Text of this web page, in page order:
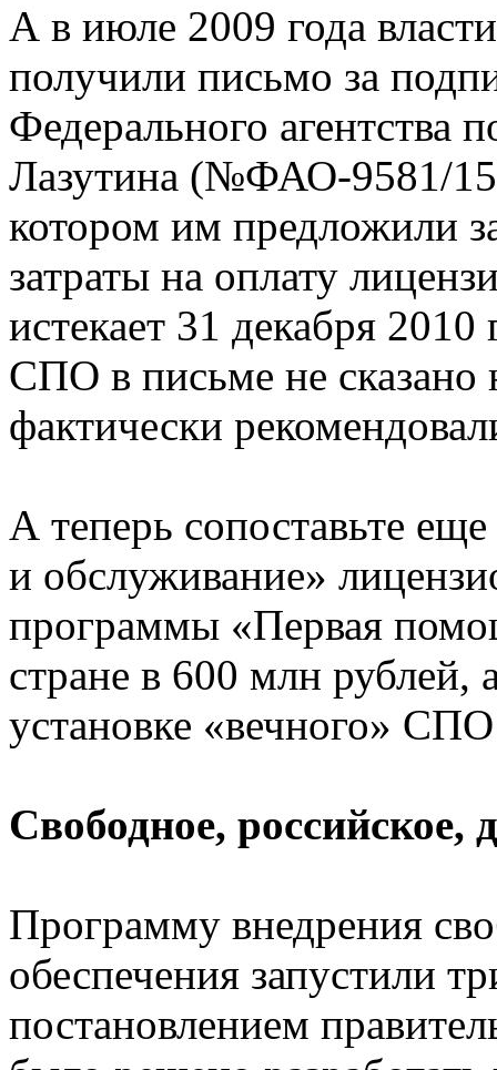
А в июле 2009 года
получили письмо за
Федерального агентства
Лазутина (№ФАО-9581/
котором им предложили
затраты на оплату
истекает 31 декабря
СПО в письме не сказано
фактически
А теперь сопоставьте
и обслуживание»
программы «Первая
стране в 600 млн рублей,
установке «вечного»
Свободное,
Программу внедрения
обеспечения запустили
постановлением